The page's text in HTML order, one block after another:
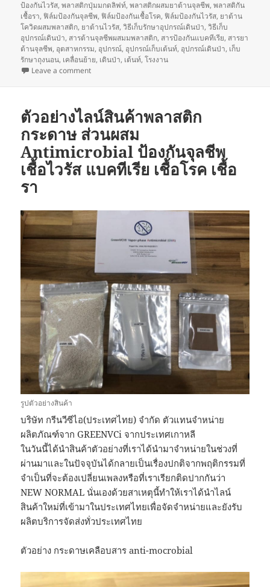
ป้องกันไวรัส,พลาสติกปุ่มมกดลิฟท์,พลาสติกผสมยาต้านจุลชีพ,พลาสติกัน
เชื้อรา,ฟิล์มป้องกันจุลชีพ,ฟิล์มป้องกันเชื้อโรค,ฟิล์มป้องกันไวรัส, ยาต้าน
โควิดผสมพลาสติก, ยาต้านไวรัส,วิธีเก็บรักษาอุปกรณ์เดินป่า,วิธีเก็บ
อุปกรณ์เดินป่า, สารต้านจุลชีพผสมมพลาสติก, สารป้องกันแบคทีเรีย, สารยา
ต้านจุลชีพ, อุตสาหกรรม, อุปกรณ์, อุปกรณ์เก็บเต้นท์, อุปกรณ์เดินป่า, เก็บ
รักษาถุงนอน, เคลื่อนย้าย, เดินป่า, เต้นท์,โรงงาน
Leave a commenton ของใช้ใกล้มือสะสมเชื้อโรค (Dirty things)
ตัวอย่างไลน์สินค้าพลาสติก
กระดาษ ส่วนผสม
Antimicrobial ป้องกันจุลชีพ
เชื้อไวรัส แบคทีเรีย เชื้อโรค เชื้อ
รา
รูปตัวอย่างสินค้า
บริษัท กรีนวีซีไอ(ประเทศไทย) จำกัด ตัวแทนจำหน่าย
ผลิตภัณฑ์จาก GREENVCi จากประเทศเกาหลี
ในวันนี้ได้นำสินค้าตัวอย่างที่เราได้นำมาจำหน่ายในช่วงที่
ผ่านมาและในปัจจุบันได้กลายเป็นเรื่องปกติจากพฤติกรรมที่
จำเป็นที่จะต้องเปลี่ยนเพลงหรือที่เราเรียกติดปากกันว่า
NEW NORMAL นั่นเองด้วยสาเหตุนี้ทำให้เราได้นำไลน์
สินค้าใหม่ที่เข้ามาในประเทศไทยเพื่อจัดจำหน่ายและยังรับ
ผลิตบริการจัดส่งทั่วประเทศไทย
ตัวอย่าง กระดาษเคลือบสาร anti-mocrobial